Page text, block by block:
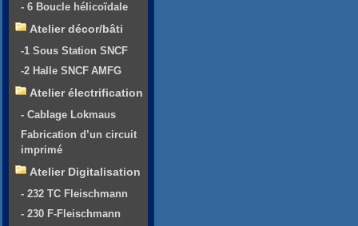
- 6 Boucle hélicoïdale
Atelier décor/bâti
-1 Sous Station SNCF
-2 Halle SNCF AMFG
Atelier électrification
- Cablage Lokmaus
Fabrication d’un circuit
imprimé
Atelier Digitalisation
- 232 TC Fleischmann
- 230 F-Fleischmann